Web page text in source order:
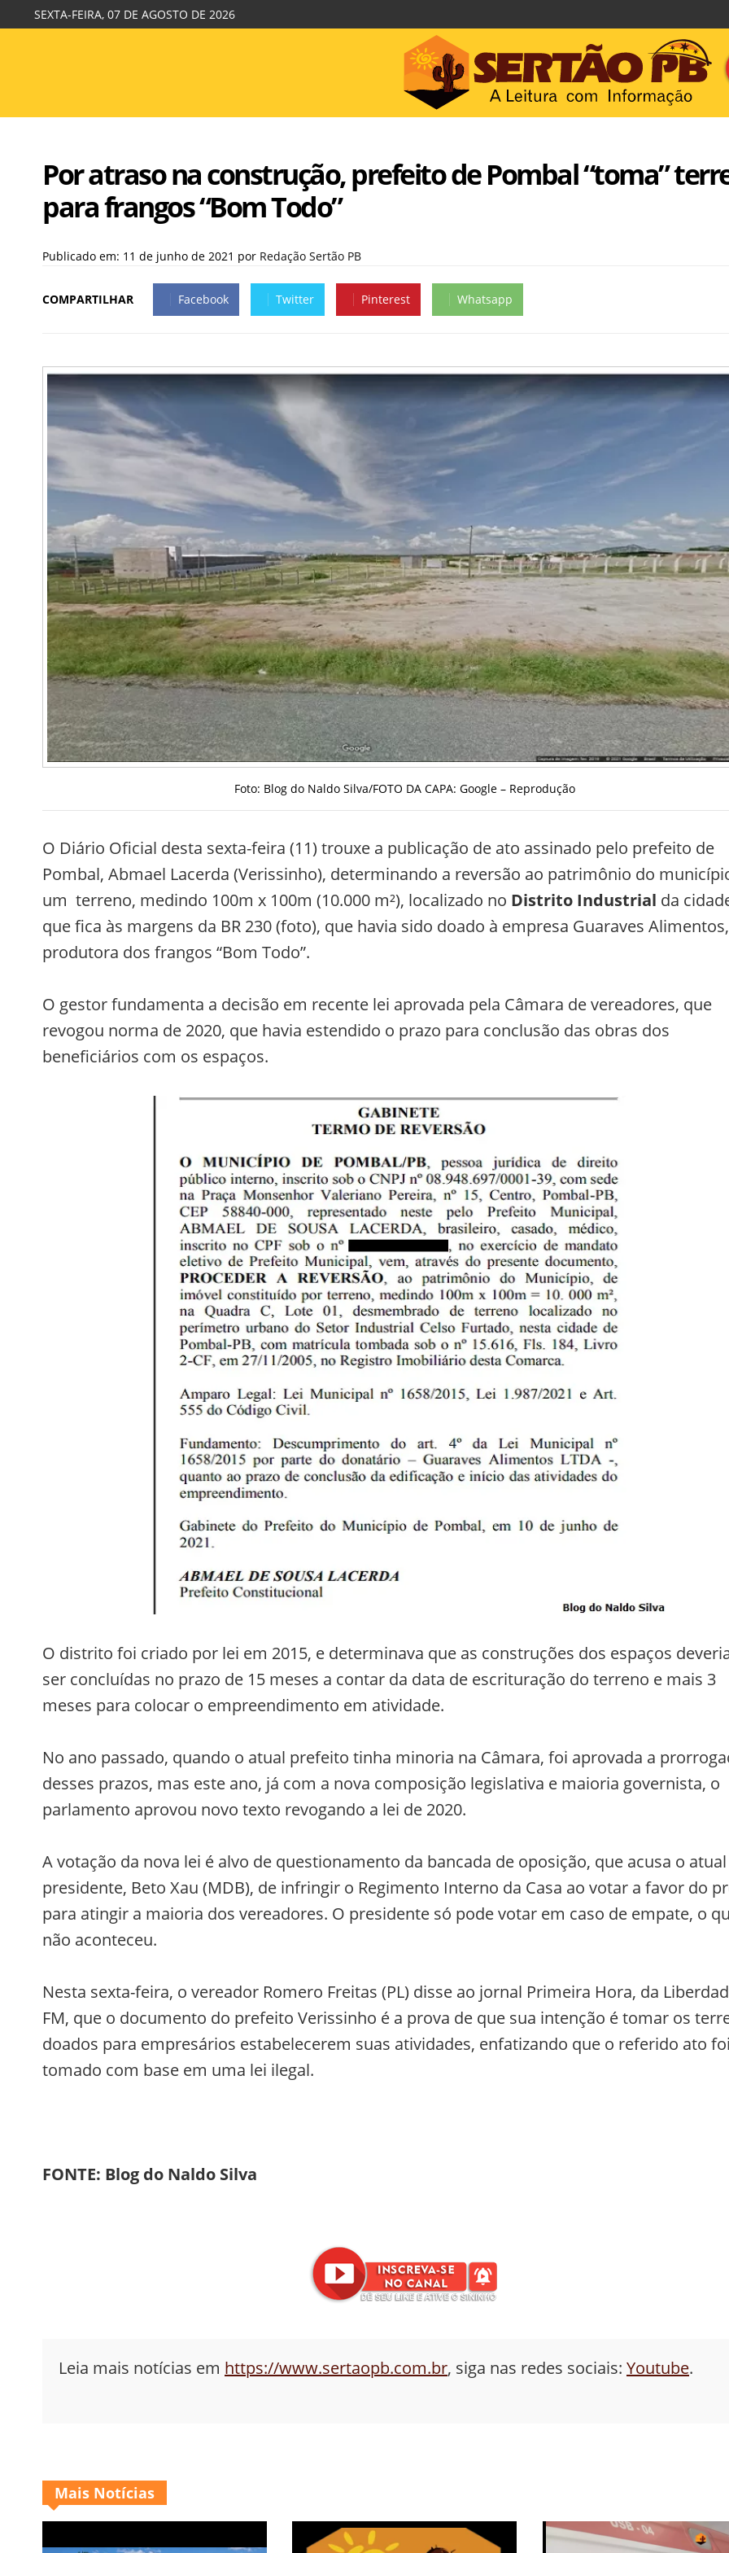
SEXTA-FEIRA, 07 DE AGOSTO DE 2026
Por atraso na construção, prefeito de Pombal “toma”
para frangos “Bom Todo”
Publicado em: 11 de junho de 2021 por Redação Sertão PB
COMPARTILHAR Facebook Twitter Pinterest Whatsapp
Foto: Blog do Naldo Silva/FOTO DA CAPA: Google – Reprodução
O Diário Oficial desta sexta-feira (11) trouxe a publicação de ato assinado pelo prefeito de
Pombal, Abmael Lacerda (Verissinho), determinando a reversão ao patrimônio do
um terreno, medindo 100m x 100m (10.000 m²), localizado no Distrito Industrial da
que fica às margens da BR 230 (foto), que havia sido doado à empresa Guaraves Alimentos,
produtora dos frangos “Bom Todo”.
O gestor fundamenta a decisão em recente lei aprovada pela Câmara de vereadores, que
revogou norma de 2020, que havia estendido o prazo para conclusão das obras dos
beneficiários com os espaços.
O distrito foi criado por lei em 2015, e determinava que as construções dos espaços
ser concluídas no prazo de 15 meses a contar da data de escrituração do terreno e mais 3
meses para colocar o empreendimento em atividade.
No ano passado, quando o atual prefeito tinha minoria na Câmara, foi aprovada a
desses prazos, mas este ano, já com a nova composição legislativa e maioria governista, o
parlamento aprovou novo texto revogando a lei de 2020.
A votação da nova lei é alvo de questionamento da bancada de oposição, que acusa o atual
presidente, Beto Xau (MDB), de infringir o Regimento Interno da Casa ao votar a favor do
para atingir a maioria dos vereadores. O presidente só pode votar em caso de empate, o
não aconteceu.
Nesta sexta-feira, o vereador Romero Freitas (PL) disse ao jornal Primeira Hora, da
FM, que o documento do prefeito Verissinho é a prova de que sua intenção é tomar os
doados para empresários estabelecerem suas atividades, enfatizando que o referido ato foi
tomado com base em uma lei ilegal.
FONTE: Blog do Naldo Silva
Leia mais notícias em https://www.sertaopb.com.br, siga nas redes sociais: Youtube.
Mais Notícias